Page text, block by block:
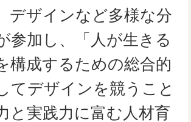
デザインなど多様な分
参加し、「人が生きる
構成するための総合的
てデザインを競うこと
と実践力に富む人材育